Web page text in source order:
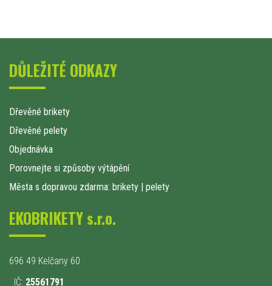
DŮLEŽITÉ ODKAZY
Dřevěné brikety
Dřevěné pelety
Objednávka
Porovnejte si způsoby výtápění
Města s dopravou zdarma: brikety | pelety
EKOBRIKETY s.r.o.
696 49 Kelčany 60
IČ: 25561791